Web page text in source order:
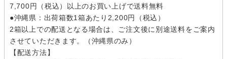
7,700円（税込）以上のお買い上げで送料無料
●沖縄県：出荷箱数1箱あたり2,200円（税込）
2箱以上での配送となる場合は、ご注文後に別途送料をご案内
させていただきます。（沖縄県のみ）
【配送方法】